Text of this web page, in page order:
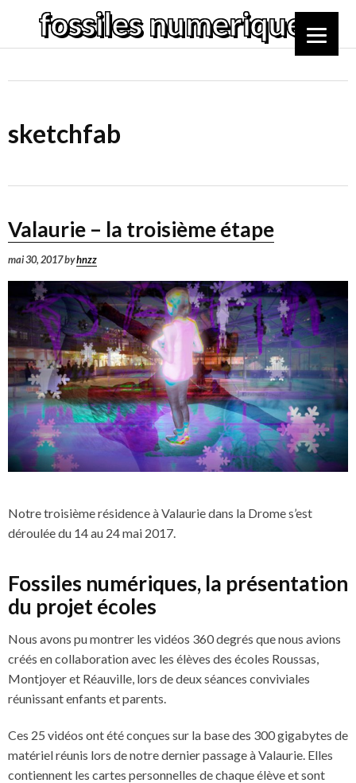
contenu
fossiles numeriques
sketchfab
Valaurie – la troisième étape
mai 30, 2017byhnzz
Notre troisième résidence à Valaurie dans la Drome s’est
déroulée du 14 au 24 mai 2017.
Fossiles numériques, la présentation
du projet écoles
Nous avons pu montrer les vidéos 360 degrés que nous avions
créés en collaboration avec les élèves des écoles Roussas,
Montjoyer et Réauville, lors de deux séances conviviales
réunissant enfants et parents.
Ces 25 vidéos ont été conçues sur la base des 300 gigabytes de
matériel réunis lors de notre dernier passage à Valaurie. Elles
contiennent les cartes personnelles de chaque élève et sont